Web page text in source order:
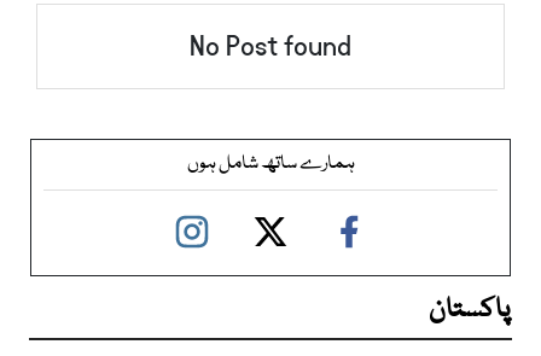
No Post found
ہمارے ساتھ شامل ہوں
پاکستان